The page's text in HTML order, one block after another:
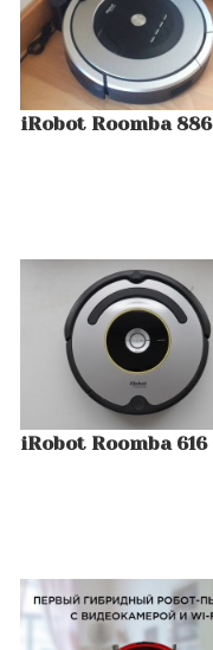
iRobot Roomba 886
iRobot Roomba 616